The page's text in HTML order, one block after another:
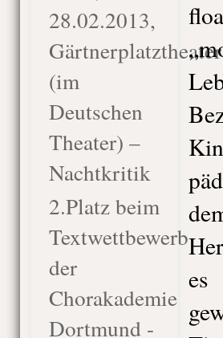
28.02.2013,
Gärtnerplatztheater
(im
Deutschen
Theater) –
Nachtkritik
2.Platz beim
Textwettbewerb
der
Chorakademie
Dortmund -
es